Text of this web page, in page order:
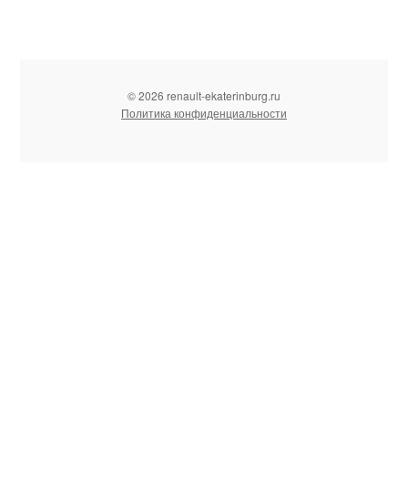
© 2026 renault-ekaterinburg.ru
Политика конфиденциальности